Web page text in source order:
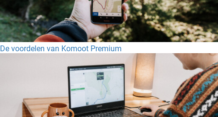
De voordelen van Komoot Premium